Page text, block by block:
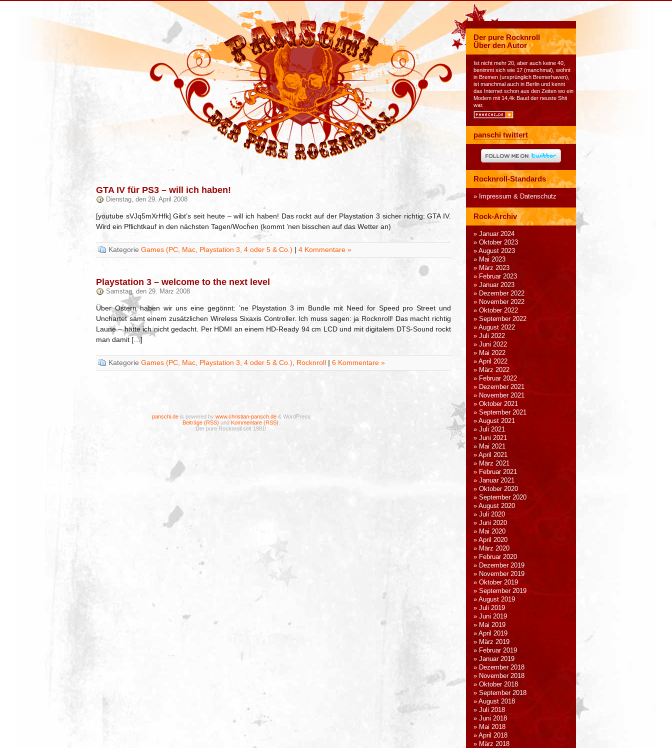
GTA IV für PS3 – will ich haben!
Dienstag, den 29. April 2008
[youtube sVJq5mXrHfk] Gibt’s seit heute – will ich haben! Das rockt auf der Playstation 3 sicher richtig: GTA IV.
Wird ein Pflichtkauf in den nächsten Tagen/Wochen (kommt ’nen bisschen auf das Wetter an)
Kategorie Games (PC, Mac, Playstation 3, 4 oder 5 & Co.) | 4 Kommentare »
Playstation 3 – welcome to the next level
Samstag, den 29. März 2008
Über Ostern haben wir uns eine gegönnt: ’ne Playstation 3 im Bundle mit Need for Speed pro Street und
Unchartet samt einem zusätzlichen Wireless Sixaxis Controller. Ich muss sagen: ja Rocknroll! Das macht richtig
Laune – hätte ich nicht gedacht. Per HDMI an einem HD-Ready 94 cm LCD und mit digitalem DTS-Sound rockt
man damit […]
Kategorie Games (PC, Mac, Playstation 3, 4 oder 5 & Co.) Rocknroll | 6 Kommentare »
Der pure Rocknroll
Über den Autor
Ist nicht mehr 20, aber auch keine 40,
benimmt sich wie 17 (manchmal), wohnt
in Bremen (ursprünglich Bremerhaven),
ist manchmal auch in Berlin und kennt
das Internet schon aus den Zeiten wo ein
Modem mit 14,4k Baud der neuste Shit
war.
panschi twittert
Rocknroll-Standards
Impressum & Datenschutz
Rock-Archiv
Januar 2024
Oktober 2023
August 2023
Mai 2023
März 2023
Februar 2023
Januar 2023
Dezember 2022
November 2022
Oktober 2022
September 2022
August 2022
Juli 2022
Juni 2022
Mai 2022
April 2022
März 2022
Februar 2022
Dezember 2021
November 2021
Oktober 2021
September 2021
August 2021
Juli 2021
Juni 2021
Mai 2021
April 2021
März 2021
Februar 2021
Januar 2021
Oktober 2020
September 2020
August 2020
Juli 2020
Juni 2020
Mai 2020
April 2020
März 2020
Februar 2020
Dezember 2019
November 2019
Oktober 2019
September 2019
August 2019
Juli 2019
Juni 2019
Mai 2019
April 2019
März 2019
Februar 2019
Januar 2019
Dezember 2018
November 2018
Oktober 2018
September 2018
August 2018
Juli 2018
Juni 2018
Mai 2018
April 2018
März 2018
panschi.deis powered by www.christian-pansch.de& WordPress
Beiträge (RSS) und Kommentare (RSS)
Der pure Rocknroll seit 1981!